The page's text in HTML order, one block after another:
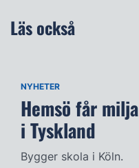
Läs också
NYHETER
Hemsö får
i Tyskland
Bygger skola i Köln.